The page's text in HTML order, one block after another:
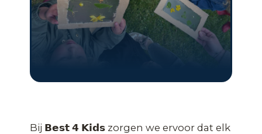
Bij 𝗕𝗲𝘀𝘁 𝟰 𝗞𝗶𝗱𝘀 zorgen we ervoor dat elk